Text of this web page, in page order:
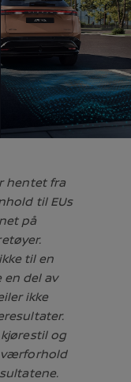
hentet fra
til EUs
på
til en
del av
ikke
og
værforhold